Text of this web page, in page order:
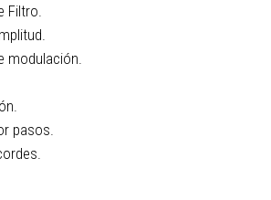
Filtro.
modulación.
pasos.